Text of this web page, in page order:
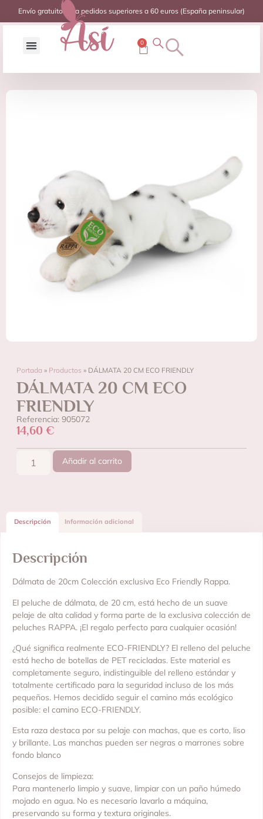
Envío gratuito para pedidos superiores a 60 euros (España peninsular)
0
Portada » Productos » DÁLMATA 20 CM ECO FRIENDLY
DÁLMATA 20 CM ECO
FRIENDLY
Referencia: 905072
14,60 €
Añadir al carrito
Descripción Información adicional
Descripción
Dálmata de 20cm Colección exclusiva Eco Friendly Rappa.
El peluche de dálmata, de 20 cm, está hecho de un suave
pelaje de alta calidad y forma parte de la exclusiva colección de
peluches RAPPA. ¡El regalo perfecto para cualquier ocasión!
¿Qué significa realmente ECO-FRIENDLY? El relleno del peluche
está hecho de botellas de PET recicladas. Este material es
completamente seguro, indistinguible del relleno estándar y
totalmente certificado para la seguridad incluso de los más
pequeños. Hemos decidido seguir el camino más ecológico
posible: el camino ECO-FRIENDLY.
Esta raza destaca por su pelaje con machas, que es corto, liso
y brillante. Las manchas pueden ser negras o marrones sobre
fondo blanco
Consejos de limpieza:
Para mantenerlo limpio y suave, limpiar con un paño húmedo
mojado en agua. No es necesario lavarlo a máquina,
preservando su forma y textura originales.